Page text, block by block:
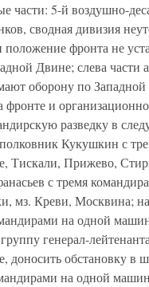
части: 5-й воздушно-
сводная дивизия
фронта не
Двине; слева части
оборону по
и
разведку в
Кукушкин с
Тискали, Прижево,
с тремя
мз. Креви, Москвина;
на одной
генерал-
доносить обстановку
на одной